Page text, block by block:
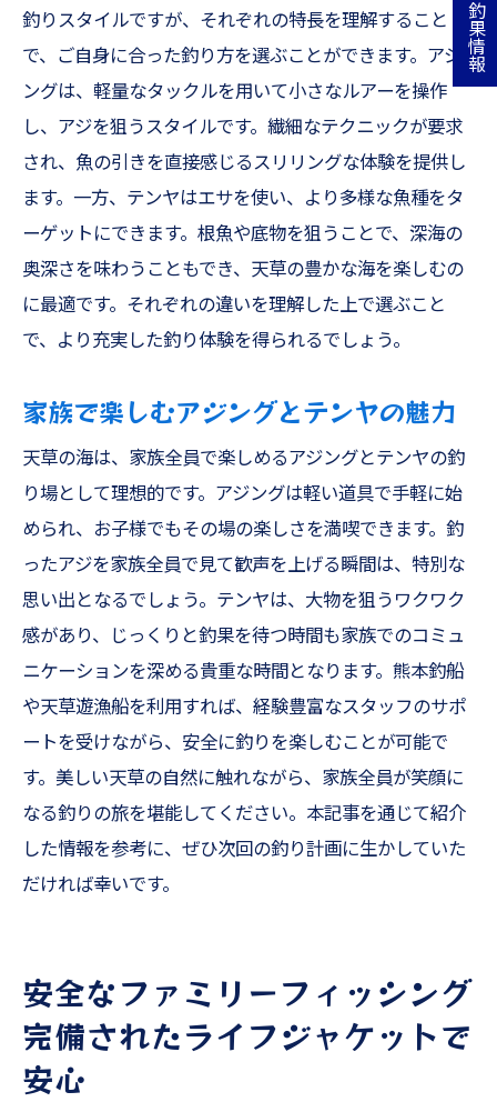
釣りスタイルですが、それぞれの特長を理解すること
で、ご自身に合った釣り方を選ぶことができます。アジ
ングは、軽量なタックルを用いて小さなルアーを操作
し、アジを狙うスタイルです。繊細なテクニックが要求
され、魚の引きを直接感じるスリリングな体験を提供し
ます。一方、テンヤはエサを使い、より多様な魚種をタ
ーゲットにできます。根魚や底物を狙うことで、深海の
奥深さを味わうこともでき、天草の豊かな海を楽しむの
に最適です。それぞれの違いを理解した上で選ぶこと
で、より充実した釣り体験を得られるでしょう。
家族で楽しむアジングとテンヤの魅力
天草の海は、家族全員で楽しめるアジングとテンヤの釣
り場として理想的です。アジングは軽い道具で手軽に始
められ、お子様でもその場の楽しさを満喫できます。釣
ったアジを家族全員で見て歓声を上げる瞬間は、特別な
思い出となるでしょう。テンヤは、大物を狙うワクワク
感があり、じっくりと釣果を待つ時間も家族でのコミュ
ニケーションを深める貴重な時間となります。熊本釣船
や天草遊漁船を利用すれば、経験豊富なスタッフのサポ
ートを受けながら、安全に釣りを楽しむことが可能で
す。美しい天草の自然に触れながら、家族全員が笑顔に
なる釣りの旅を堪能してください。本記事を通じて紹介
した情報を参考に、ぜひ次回の釣り計画に生かしていた
だければ幸いです。
安全なファミリーフィッシング
完備されたライフジャケットで
安心
釣果情報